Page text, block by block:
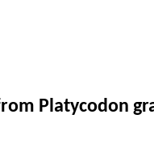
Platycodon